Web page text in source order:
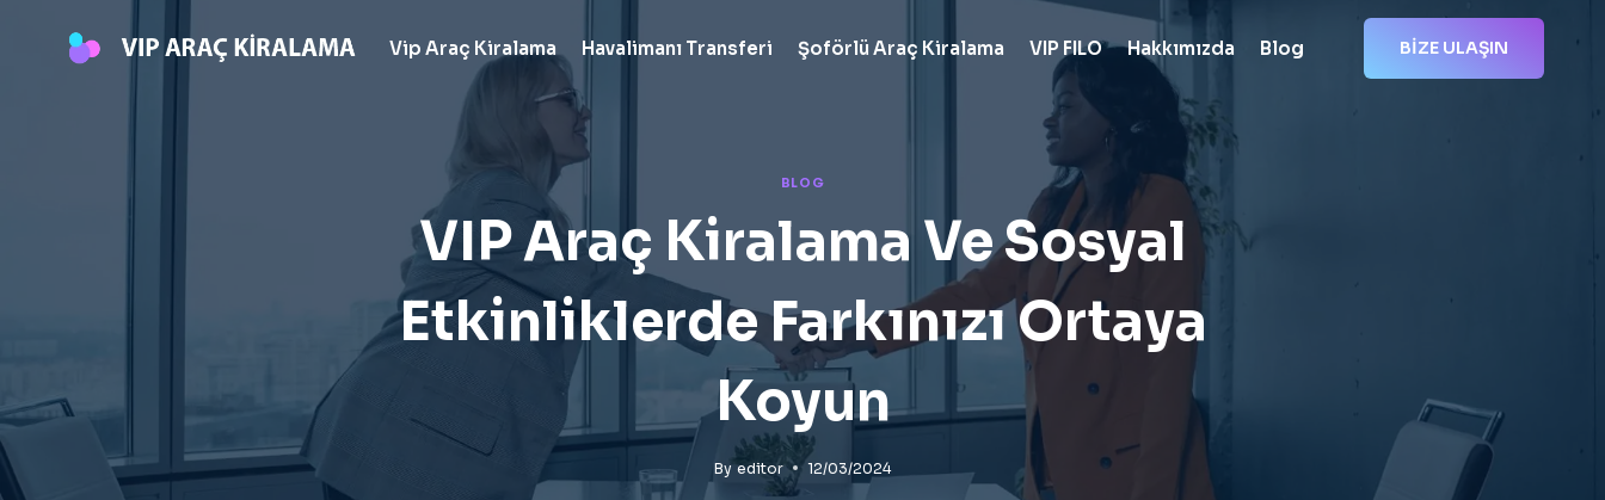
Vip Araç Kiralama Havalimanı Transferi Şoförlü Araç Kiralama VIP FILO Hakkımızda Blog BİZE ULAŞIN
BLOG
VIP Araç Kiralama Ve Sosyal
Etkinliklerde Farkınızı Ortaya
Koyun
By editor 12/03/2024